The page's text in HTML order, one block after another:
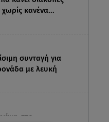
κανένα...
συνταγή για
με λευκή
στο